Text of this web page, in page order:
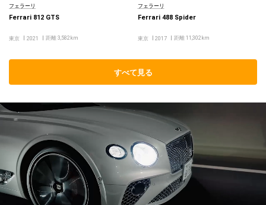
フェラーリ
Ferrari 812 GTS
東京 2021 距離 3,582km
フェラーリ
Ferrari 488 Spider
東京 2017 距離 11,302km
すべて見る